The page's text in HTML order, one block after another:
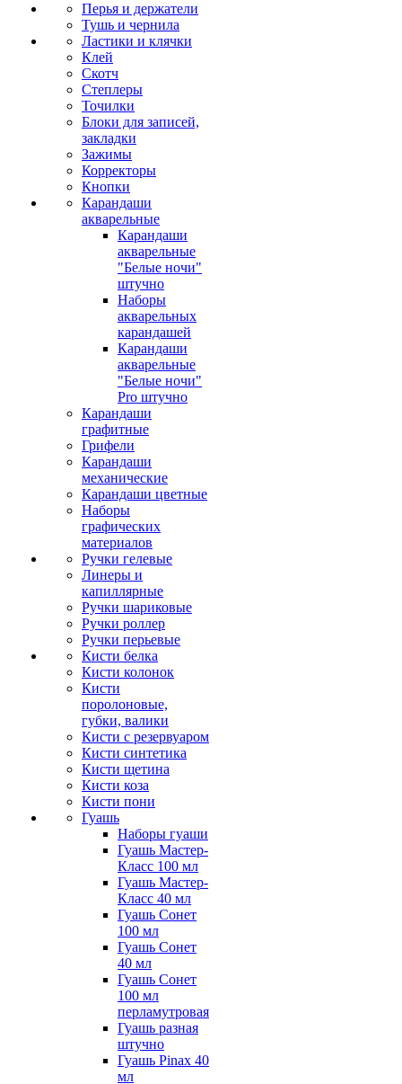
Перья и держатели
Тушь и чернила
Ластики и клячки
Клей
Скотч
Степлеры
Точилки
Блоки для записей,
закладки
Зажимы
Корректоры
Кнопки
Карандаши
акварельные
Карандаши
акварельные
"Белые ночи"
штучно
Наборы
акварельных
карандашей
Карандаши
акварельные
"Белые ночи"
Pro штучно
Карандаши
графитные
Грифели
Карандаши
механические
Карандаши цветные
Наборы
графических
материалов
Ручки гелевые
Линеры и
капиллярные
Ручки шариковые
Ручки роллер
Ручки перьевые
Кисти белка
Кисти колонок
Кисти
поролоновые,
губки, валики
Кисти с резервуаром
Кисти синтетика
Кисти щетина
Кисти коза
Кисти пони
Гуашь
Наборы гуаши
Гуашь Мастер-
Класс 100 мл
Гуашь Мастер-
Класс 40 мл
Гуашь Сонет
100 мл
Гуашь Сонет
40 мл
Гуашь Сонет
100 мл
перламутровая
Гуашь разная
штучно
Гуашь Pinax 40
мл